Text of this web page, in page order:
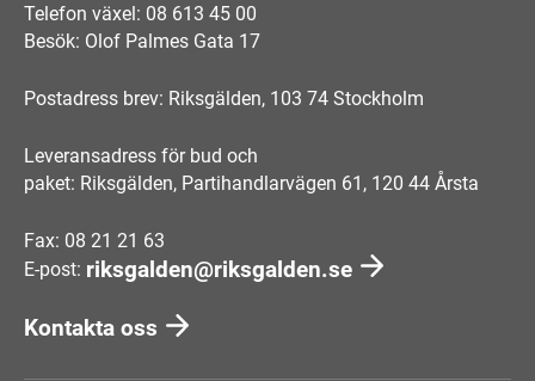
Telefon växel: 08 613 45 00
Besök: Olof Palmes Gata 17
Postadress brev: Riksgälden, 103 74 Stockholm
Leveransadress för bud och
paket: Riksgälden, Partihandlarvägen 61, 120 44 Årsta
Fax: 08 21 21 63
E-post: riksgalden@riksgalden.se
Kontakta oss